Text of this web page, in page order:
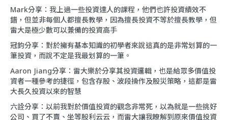
Mark分享：我上過一些投資達人的課程，他們也許投資績效不
錯，但並非每個人都擅長教學，因為擅長投資不等於擅長教學，但
雷大是極少數可以兼備的投資高手
冠鈞分享：對於擁有基本知識的初學者來說這真的是非常划算的一
筆投資，而說不定是我最划算的一筆。
Aaron Jiang分享：雷大樂於分享其投資邏輯，也是給眾多價值投
資者一種參考的捷徑，包含存股、波段操作及股災策略，這都是雷
大長久投資以來的智慧
六詮分享：以前我對於價值投資的觀念非常死，以為就是一些挑好
公司、買了不賣、坐等股利云云，而雷大讓我瞭解到原來價值投資